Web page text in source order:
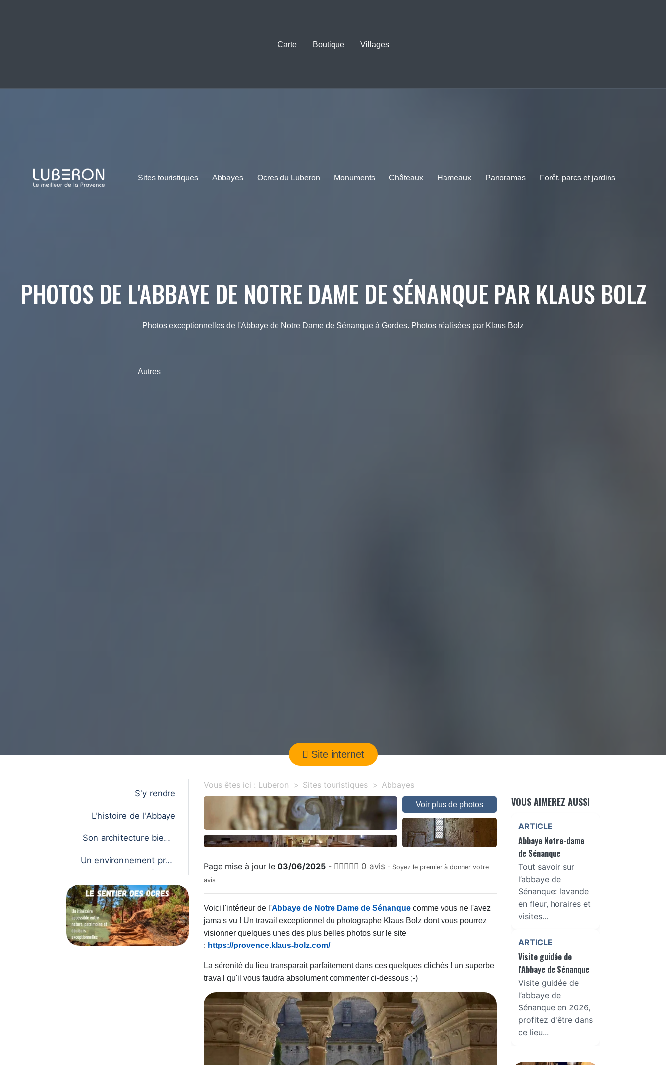
Carte Boutique Villages
Sites touristiques Abbayes Ocres du Luberon Monuments Châteaux Hameaux Panoramas Forêt, parcs et jardins
Autres
PHOTOS DE L'ABBAYE DE NOTRE DAME DE SÉNANQUE PAR KLAUS BOLZ
Photos exceptionnelles de l'Abbaye de Notre Dame de Sénanque à Gordes. Photos réalisées par Klaus Bolz
Site internet
S'y rendre
L'histoire de l'Abbaye
Son architecture bien c
onservée
Un environnement prop
ice à la détente
Vous êtes ici : Luberon Sites touristiques Abbayes
Voir plus de photos
Page mise à jour le 03/06/2025- 0 avis - Soyez le premier à donner votre
avis
Voici l'intérieur de l'Abbaye de Notre Dame de Sénanquecomme vous ne l'avez
jamais vu ! Un travail exceptionnel du photographe Klaus Bolz dont vous pourrez
visionner quelques unes des plus belles photos sur le site
: https://provence.klaus-bolz.com/
La sérenité du lieu transparait parfaitement dans ces quelques clichés ! un superbe
travail qu'il vous faudra absolument commenter ci-dessous ;-)
VOUS AIMEREZ AUSSI
ARTICLE
Abbaye Notre-dame
de Sénanque
Tout savoir sur
l’abbaye de
Sénanque: lavande
en fleur, horaires et
visites...
ARTICLE
Visite guidée de
l'Abbaye de Sénanque
Visite guidée de
l’abbaye de
Sénanque en 2026,
profitez d'être dans
ce lieu...